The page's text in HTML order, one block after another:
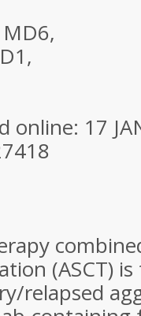
6,
1,
online: 17
(ASCT)
relapsed